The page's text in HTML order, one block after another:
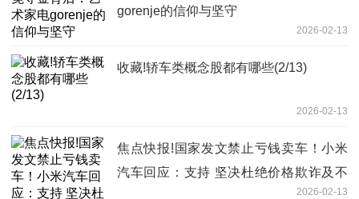
gorenje的信仰与坚守
2026-02-13
收藏!轿车类概念股都有哪些(2/13)
2026-02-13
焦点快报!国家发文禁止亏钱卖车！小米
汽车回应：支持 坚决杜绝价格欺诈及不
2026-02-13